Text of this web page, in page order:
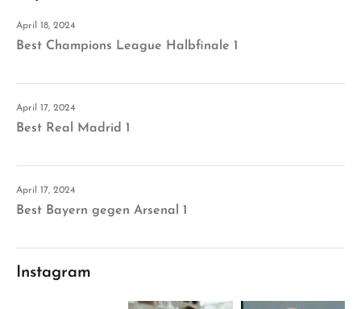
April 18, 2024
Best Champions League Halbfinale 1
April 17, 2024
Best Real Madrid 1
April 17, 2024
Best Bayern gegen Arsenal 1
Instagram